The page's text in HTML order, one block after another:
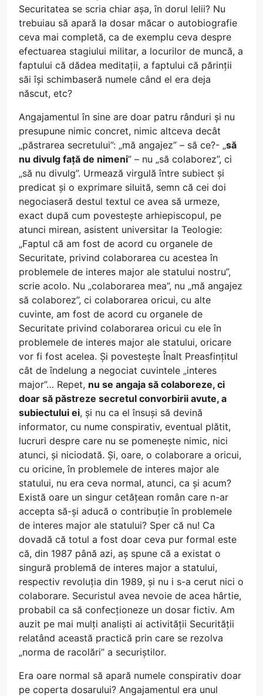
Securitatea se scria chiar așa, în dorul lelii? Nu
trebuiau să apară la dosar măcar o autobiografie
ceva mai completă, ca de exemplu ceva despre
efectuarea stagiului militar, a locurilor de muncă, a
faptului că dădea meditații, a faptului că părinții
săi își schimbaseră numele când el era deja
născut, etc?
Angajamentul în sine are doar patru rânduri și nu
presupune nimic concret, nimic altceva decât
„păstrarea secretului”: „mă angajez” – să ce?- „să
nu divulg față de nimeni” – nu „să colaborez”, ci
„să nu divulg”. Urmează virgulă între subiect și
predicat și o exprimare siluită, semn că cei doi
negociaseră destul textul ce avea să urmeze,
exact după cum povestește arhiepiscopul, pe
atunci mirean, asistent universitar la Teologie:
„Faptul că am fost de acord cu organele de
Securitate, privind colaborarea cu acestea în
problemele de interes major ale statului nostru”,
scrie acolo. Nu „colaborarea mea”, nu „mă angajez
să colaborez”, ci colaborarea oricui, cu alte
cuvinte, am fost de acord cu organele de
Securitate privind colaborarea oricui cu ele în
problemele de interes major ale statului, oricare
vor fi fost acelea. Și povestește Înalt Preasfințitul
cât de îndelung a negociat cuvintele „interes
major”… Repet, nu se angaja să colaboreze, ci
doar să păstreze secretul convorbirii avute, a
subiectului ei, și nu ca el însuși să devină
informator, cu nume conspirativ, eventual plătit,
lucruri despre care nu se pomenește nimic, nici
atunci, și niciodată. Și, oare, o colaborare a oricui,
cu oricine, în problemele de interes major ale
statului, nu era ceva normal, atunci, ca și acum?
Există oare un singur cetățean român care n-ar
accepta să-și aducă o contribuție în problemele
de interes major ale statului? Sper că nu! Ca
dovadă că totul a fost doar ceva pur formal este
că, din 1987 până azi, aș spune că a existat o
singură problemă de interes major a statului,
respectiv revoluția din 1989, și nu i s-a cerut nici o
colaborare. Securistul avea nevoie de acea hârtie,
probabil ca să confecționeze un dosar fictiv. Am
auzit pe mai mulți analiști ai activității Securității
relatând această practică prin care se rezolva
„norma de racolări” a securiștilor.
Era oare normal să apară numele conspirativ doar
pe coperta dosarului? Angajamentul era unul